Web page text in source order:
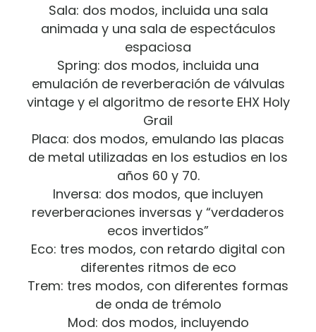
Sala: dos modos, incluida una sala
animada y una sala de espectáculos
espaciosa
Spring: dos modos, incluida una
emulación de reverberación de válvulas
vintage y el algoritmo de resorte EHX Holy
Grail
Placa: dos modos, emulando las placas
de metal utilizadas en los estudios en los
años 60 y 70.
Inversa: dos modos, que incluyen
reverberaciones inversas y “verdaderos
ecos invertidos”
Eco: tres modos, con retardo digital con
diferentes ritmos de eco
Trem: tres modos, con diferentes formas
de onda de trémolo
Mod: dos modos, incluyendo